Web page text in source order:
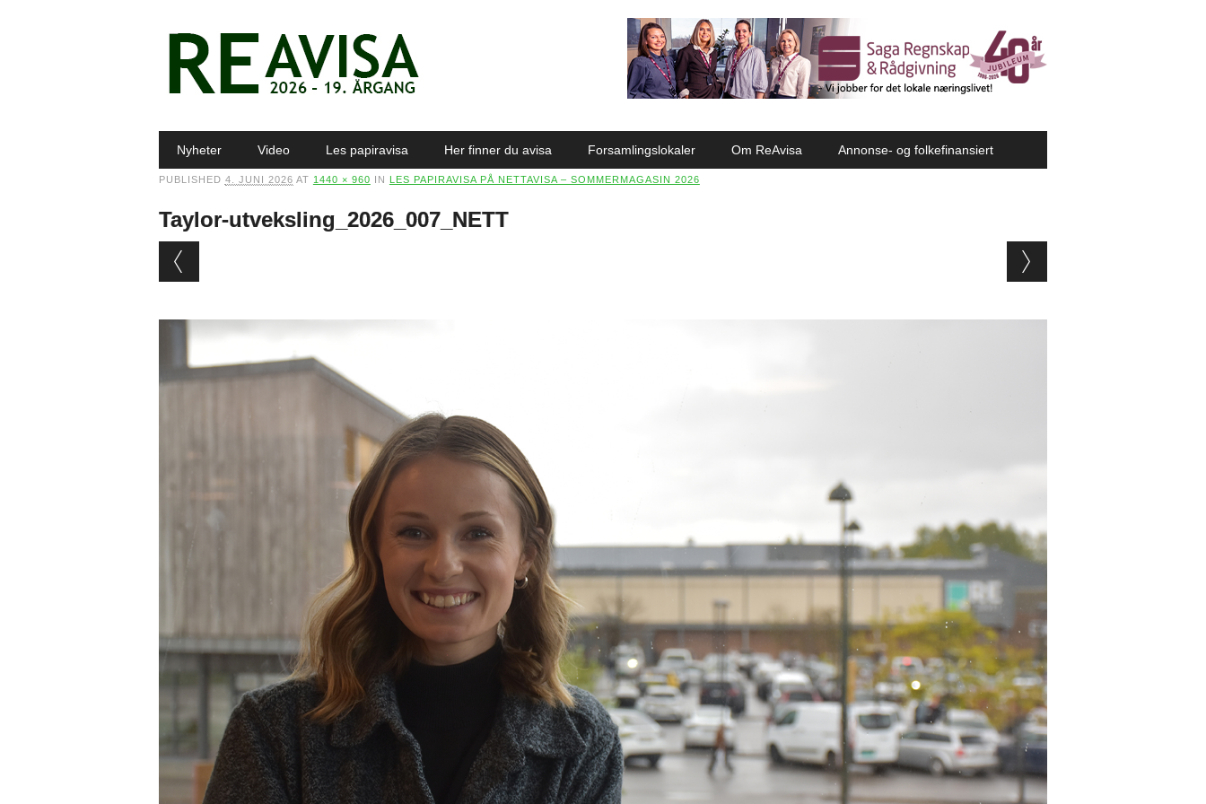
Main menu
Nyheter Video Les papiravisa Her finner du avisa Forsamlingslokaler Om ReAvisa Annonse- og folkefinansiert
PUBLISHED 4. JUNI 2026 AT 1440 × 960 IN LES PAPIRAVISA PÅ NETTAVISA – SOMMERMAGASIN 2026
Taylor-utveksling_2026_007_NETT